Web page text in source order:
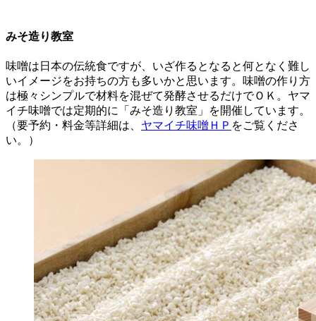
みそ造り教室
味噌は日本の伝統食ですが、いざ作るとなると何となく難し
いイメージをお持ちの方も多いかと思います。味噌の作り方
は極々シンプルで材料を混ぜて発酵させるだけでＯＫ。ヤマ
イチ味噌では定期的に「みそ造り教室」を開催しています。
（要予約・料金等詳細は、 ヤマイチ味噌ＨＰ をご覧くださ
い。）